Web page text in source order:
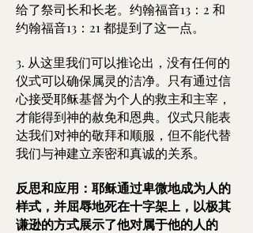
给了祭司长和长老。约翰福音13：2 和
约翰福音13：21 都提到了这一点。
3. 从这里我们可以推论出，没有任何的
仪式可以确保属灵的洁净。只有通过信
心接受耶稣基督为个人的救主和主宰，
才能得到神的赦免和恩典。仪式只能表
达我们对神的敬拜和顺服，但不能代替
我们与神建立亲密和真诚的关系。
反思和应用：耶稣通过卑微地成为人的
样式，并屈辱地死在十字架上，以极其
谦逊的方式展示了他对属于他的人的